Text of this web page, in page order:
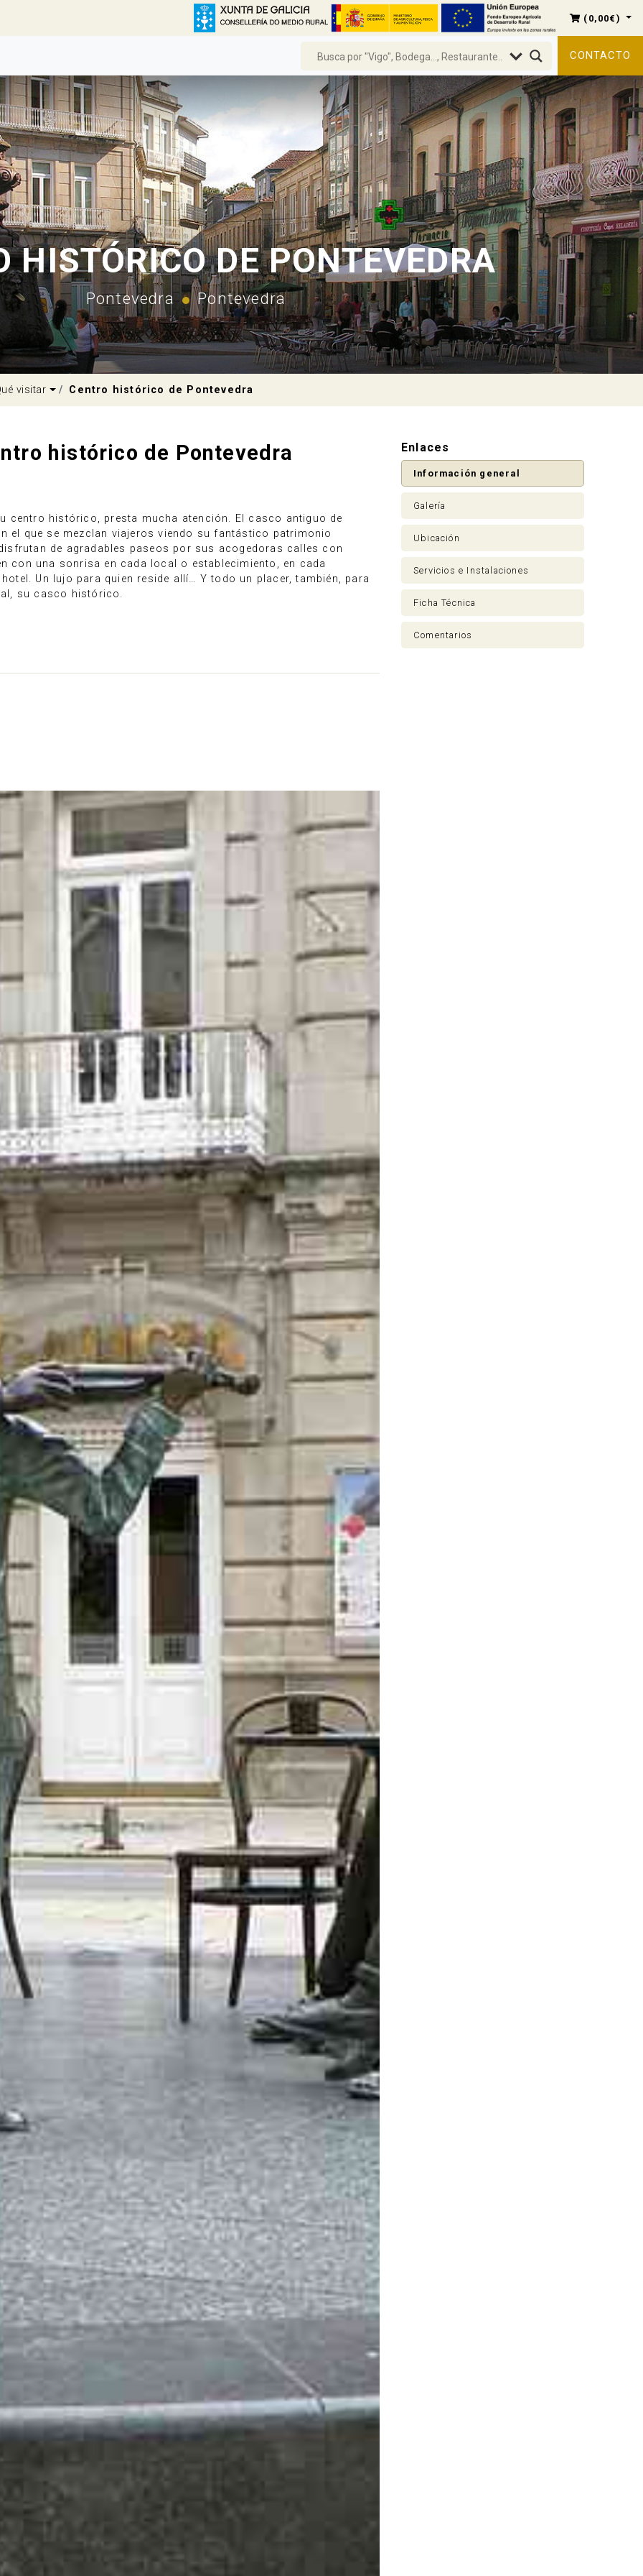
( 0,00€ )
CONTACTO
HISTÓRICO DE PONTEVEDRA
Pontevedra Pontevedra
visitar Dropdown
Centro histórico de Pontevedra
histórico de Pontevedra
centro histórico, presta mucha atención. El casco antiguo de
el que se mezclan viajeros viendo su fantástico patrimonio
de agradables paseos por sus acogedoras calles con
con una sonrisa en cada local o establecimiento, en cada
Un lujo para quien reside allí… Y todo un placer, también, para
su casco histórico.
Enlaces
Información general
Galería
Ubicación
Servicios e Instalaciones
Ficha Técnica
Comentarios